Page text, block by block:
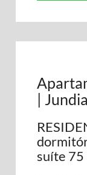
|
suíte 75